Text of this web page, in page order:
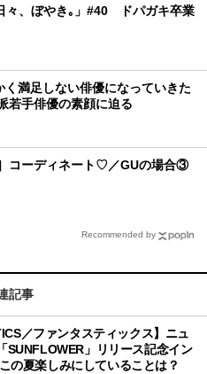
々、ぼやき｡」#40 ドパガキ卒業
く満足しない俳優になっていきた
若手俳優の素顔に迫る
コーディネート♡／GUの場合③
Recommended by
記事
／ファンタスティックス】ニュ
SUNFLOWER」リリース記念イン
の夏楽しみにしていることは？